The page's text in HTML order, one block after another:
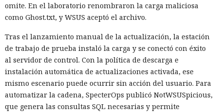
omite. En el laboratorio renombraron la carga maliciosa
como Ghost.txt, y WSUS aceptó el archivo.
Tras el lanzamiento manual de la actualización, la estación
de trabajo de prueba instaló la carga y se conectó con éxito
al servidor de control. Con la política de descarga e
instalación automática de actualizaciones activada, ese
mismo escenario puede ocurrir sin acción del usuario. Para
automatizar la cadena, SpecterOps publicó NotWSUSpicious,
que genera las consultas SQL necesarias y permite